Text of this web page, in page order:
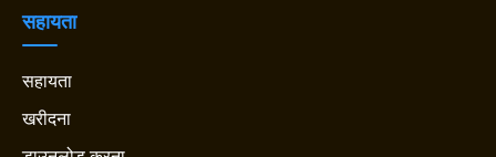
सहायता
सहायता
खरीदना